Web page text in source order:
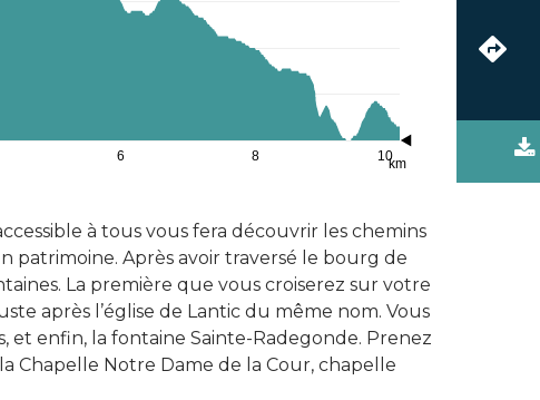
6 8 10
km
à tous vous fera découvrir les chemins
patrimoine. Après avoir traversé le bourg de
La première que vous croiserez sur votre
après l’église de Lantic du même nom. Vous
et enfin, la fontaine Sainte-Radegonde. Prenez
Chapelle Notre Dame de la Cour, chapelle